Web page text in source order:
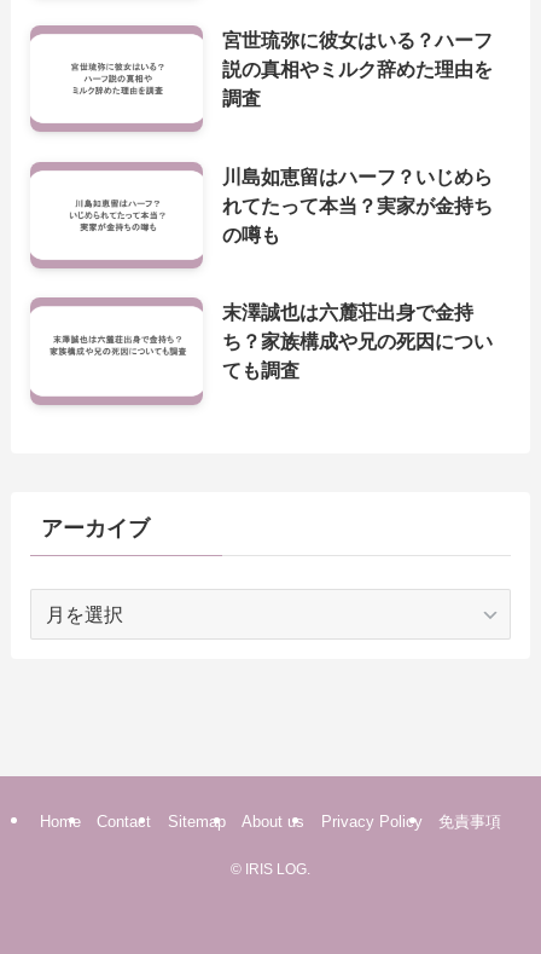
宮世琉弥に彼女はいる？ハーフ
説の真相やミルク辞めた理由を
調査
川島如恵留はハーフ？いじめら
れてたって本当？実家が金持ち
の噂も
末澤誠也は六麓荘出身で金持
ち？家族構成や兄の死因につい
ても調査
アーカイブ
Home Contact Sitemap About us Privacy Policy 免責事項
© IRIS LOG.